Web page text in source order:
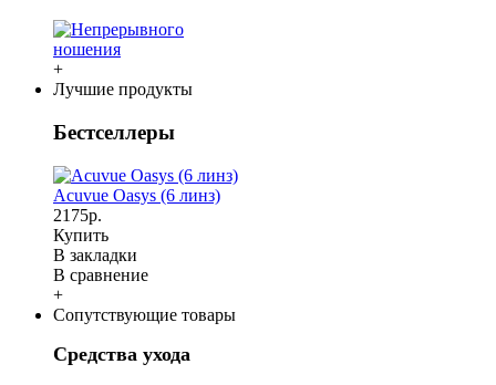
+
Лучшие продукты
Бестселлеры
Acuvue Oasys (6 линз)
2175р.
Купить
В закладки
В сравнение
+
Сопутствующие товары
Средства ухода